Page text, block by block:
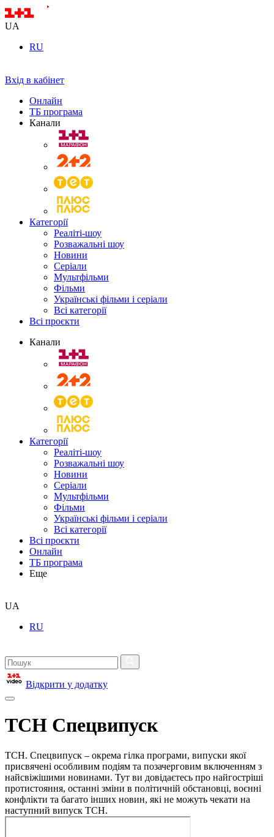
UA
RU
Вхід в кабінет
Онлайн
ТБ програма
Канали
Категорії
Реаліті-шоу
Розважальні шоу
Новини
Серіали
Мультфільми
Фільми
Українські фільми і серіали
Всі категорії
Всі проєкти
Канали
Категорії
Реаліті-шоу
Розважальні шоу
Новини
Серіали
Мультфільми
Фільми
Українські фільми і серіали
Всі категорії
Всі проєкти
Онлайн
ТБ програма
Еще
UA
RU
Відкрити у додатку
ТСН Спецвипуск
ТСН. Спецвипуск – окрема гілка програми, випуски якої
присвячені особливим подіям та позачерговим включенням з
найсвіжішими новинами. Тут ви довідаєтесь про найгостріші
протистояння, останні зміни в політичній обстановці, воєнні
конфлікти та багато інших новин, які не можуть чекати на
наступний випуск ТСН.